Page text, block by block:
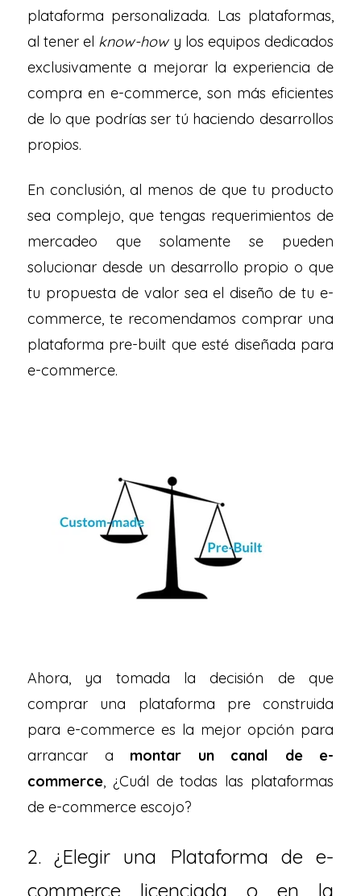
plataforma personalizada. Las plataformas,
al tener el know-howy los equipos dedicados
exclusivamente a mejorar la experiencia de
compra en e-commerce, son más eficientes
de lo que podrías ser tú haciendo desarrollos
propios.
En conclusión, al menos de que tu producto
sea complejo, que tengas requerimientos de
mercadeo que solamente se pueden
solucionar desde un desarrollo propio o que
tu propuesta de valor sea el diseño de tu e-
commerce, te recomendamos comprar una
plataforma pre-built que esté diseñada para
e-commerce.
Ahora, ya tomada la decisión de que
comprar una plataforma pre construida
para e-commerce es la mejor opción para
arrancar a montar un canal de e-
commerce, ¿Cuál de todas las plataformas
de e-commerce escojo?
2. ¿Elegir una Plataforma de e-
commerce licenciada o en la